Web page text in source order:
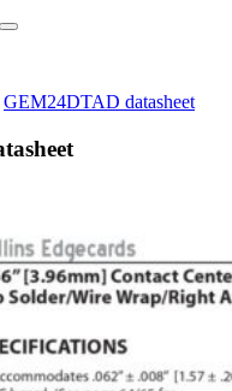
GEM24DTAD datasheet